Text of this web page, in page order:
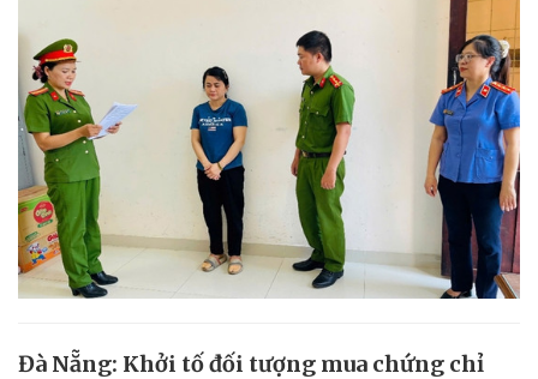
Đà Nẵng: Khởi tố đối tượng mua chứng chỉ